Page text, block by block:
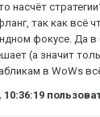
насчёт
так как всё
фокусе. Да в
(а значит
в WoWs
10:36:19